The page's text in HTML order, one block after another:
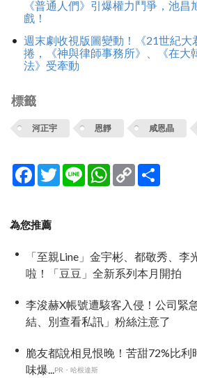
《普通人們》引爆權力鬥爭，池昌
戲！
週末劇收視版圖變動！《21世紀大
捲，《神與律師事務所》、《在大
法》受牽動
標籤
河正宇 恩靜 咸恩晶
Facebook
TwitterLine WhatsApp
Copy
Link
為您推薦
「至親Line」金宇彬、都敬秀、李
啦！「豆豆」全新系列本月開拍
李浚赫X帳號遭駭客入侵！公司緊
結、別查看私訊」粉絲注意了
脆友都說相見恨晚！苦甜72%比利
味爆...
PR・哈根達斯